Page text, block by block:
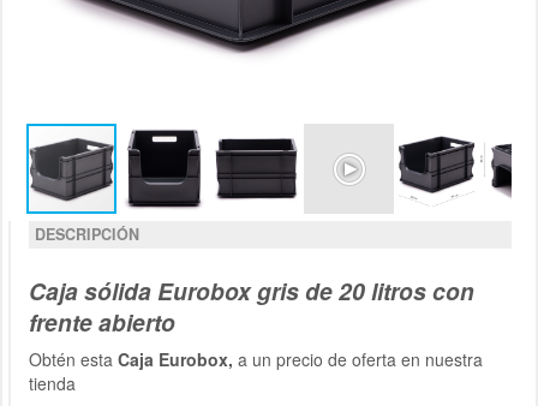
DESCRIPCIÓN
Caja sólida Eurobox gris de 20 litros con
frente abierto
Obtén esta Caja Eurobox, a un precio de oferta en nuestra
tienda